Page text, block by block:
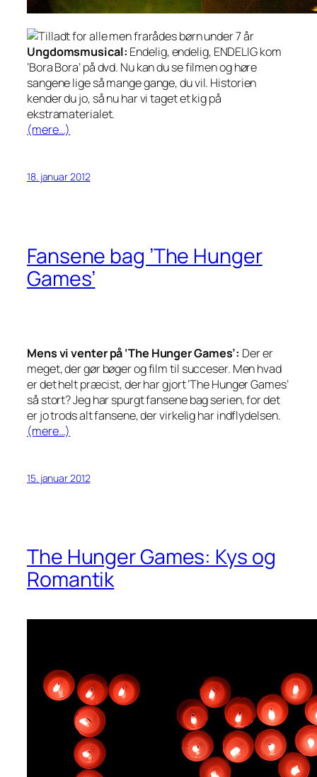
Ungdomsmusical: Endelig, endelig, ENDELIG kom
‘Bora Bora’ på dvd. Nu kan du se filmen og høre
sangene lige så mange gange, du vil. Historien
kender du jo, så nu har vi taget et kig på
ekstramaterialet.
(mere…)
18. januar 2012
Fansene bag ’The Hunger
Games’
Mens vi venter på ‘The Hunger Games’: Der er
meget, der gør bøger og film til succeser. Men hvad
er det helt præcist, der har gjort ’The Hunger Games’
så stort? Jeg har spurgt fansene bag serien, for det
er jo trods alt fansene, der virkelig har indflydelsen.
(mere…)
15. januar 2012
The Hunger Games: Kys og
Romantik